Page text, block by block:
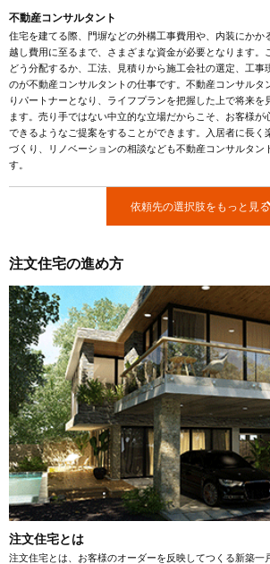
不動産コンサルタント
住宅を建てる際、門塀などの外構工事費用や、内装にかか
越し費用に至るまで、さまざまな資金が必要となります。
どう分配するか、工法、見積りから施工会社の選定、工事
のが不動産コンサルタントの仕事です。不動産コンサルタ
りパートナーとなり、ライフプランを把握した上で将来を
ます。売り手ではない中立的な立場だからこそ、お客様が
できるようなご提案をすることができます。入居者に長く
づくり、リノベーションの相談なども不動産コンサルタン
す。
依頼先の選択肢をもっと見る
注文住宅の進め方
注文住宅とは
注文住宅とは、お客様のオーダーを反映してつくる新築一